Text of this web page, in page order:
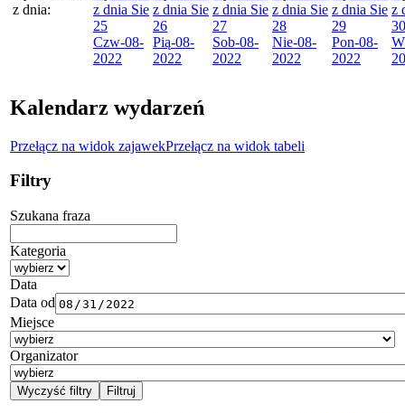
z dnia:
z dnia Sie
25
Czw-08-
2022
z dnia Sie
26
Pią-08-
2022
z dnia Sie
27
Sob-08-
2022
z dnia Sie
28
Nie-08-
2022
z dnia Sie
29
Pon-08-
2022
z
30
Kalendarz wydarzeń
Przełącz na widok zajawekPrzełącz na widok tabeli
Filtry
Szukana fraza
Kategoria
Data
Data od
Miejsce
Organizator